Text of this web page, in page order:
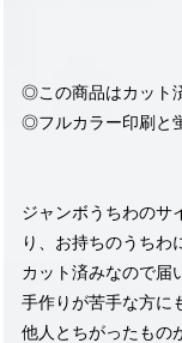
◎この商品はカット
◎フルカラー印刷と
ジャンボうちわのサ
り、お持ちのうちわ
カット済みなので届
手作りが苦手な方に
他人とちがったもの